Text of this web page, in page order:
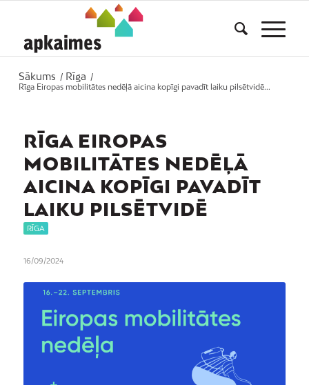
Sākums / Rīga
/
Rīga Eiropas mobilitātes nedēļā aicina kopīgi pavadīt laiku pilsētvidē...
RĪGA EIROPAS
MOBILITĀTES NEDĒĻĀ
AICINA KOPĪGI PAVADĪT
LAIKU PILSĒTVIDĒ
RĪGA
16/09/2024